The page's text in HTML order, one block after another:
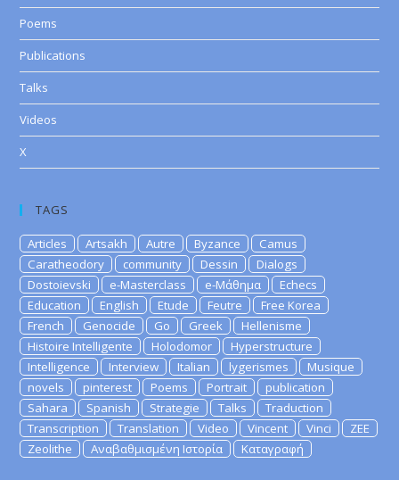
Poems
Publications
Talks
Videos
X
TAGS
Articles Artsakh Autre Byzance
Camus
Caratheodory
community Dessin
Dialogs
Dostoievski
e-Masterclass e-Μάθημα
Echecs
Education
English Etude Feutre
Free Korea
French
Genocide Go Greek
Hellenisme
Histoire Intelligente
Holodomor
Hyperstructure
Intelligence
Interview Italian lygerismes
Musique
novels
pinterest Poems Portrait
publication
Sahara
Spanish Strategie Talks
Traduction
Transcription
Translation Video Vincent Vinci
ZEE
Zeolithe
Αναβαθμισμένη Ιστορία Καταγραφή